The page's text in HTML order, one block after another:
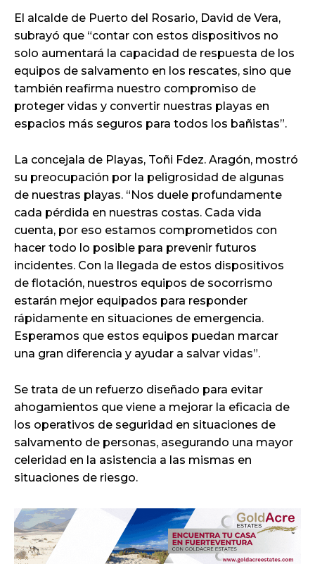
El alcalde de Puerto del Rosario, David de Vera,
subrayó que “contar con estos dispositivos no
solo aumentará la capacidad de respuesta de los
equipos de salvamento en los rescates, sino que
también reafirma nuestro compromiso de
proteger vidas y convertir nuestras playas en
espacios más seguros para todos los bañistas”.
La concejala de Playas, Toñi Fdez. Aragón, mostró
su preocupación por la peligrosidad de algunas
de nuestras playas. “Nos duele profundamente
cada pérdida en nuestras costas. Cada vida
cuenta, por eso estamos comprometidos con
hacer todo lo posible para prevenir futuros
incidentes. Con la llegada de estos dispositivos
de flotación, nuestros equipos de socorrismo
estarán mejor equipados para responder
rápidamente en situaciones de emergencia.
Esperamos que estos equipos puedan marcar
una gran diferencia y ayudar a salvar vidas”.
Se trata de un refuerzo diseñado para evitar
ahogamientos que viene a mejorar la eficacia de
los operativos de seguridad en situaciones de
salvamento de personas, asegurando una mayor
celeridad en la asistencia a las mismas en
situaciones de riesgo.